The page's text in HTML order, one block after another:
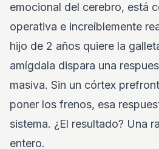
emocional del cerebro, está
operativa e increíblemente
hijo de 2 años quiere la
amígdala dispara una
masiva. Sin un córtex
poner los frenos, esa
sistema. ¿El resultado? Una
entero.